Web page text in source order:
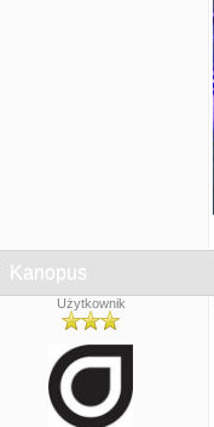
Kanopus
Użytkownik